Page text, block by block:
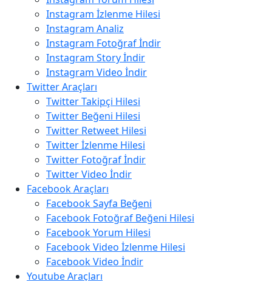
Instagram İzlenme Hilesi
Instagram Analiz
Instagram Fotoğraf İndir
Instagram Story İndir
Instagram Video İndir
Twitter Araçları
Twitter Takipçi Hilesi
Twitter Beğeni Hilesi
Twitter Retweet Hilesi
Twitter İzlenme Hilesi
Twitter Fotoğraf İndir
Twitter Video İndir
Facebook Araçları
Facebook Sayfa Beğeni
Facebook Fotoğraf Beğeni Hilesi
Facebook Yorum Hilesi
Facebook Video İzlenme Hilesi
Facebook Video İndir
Youtube Araçları